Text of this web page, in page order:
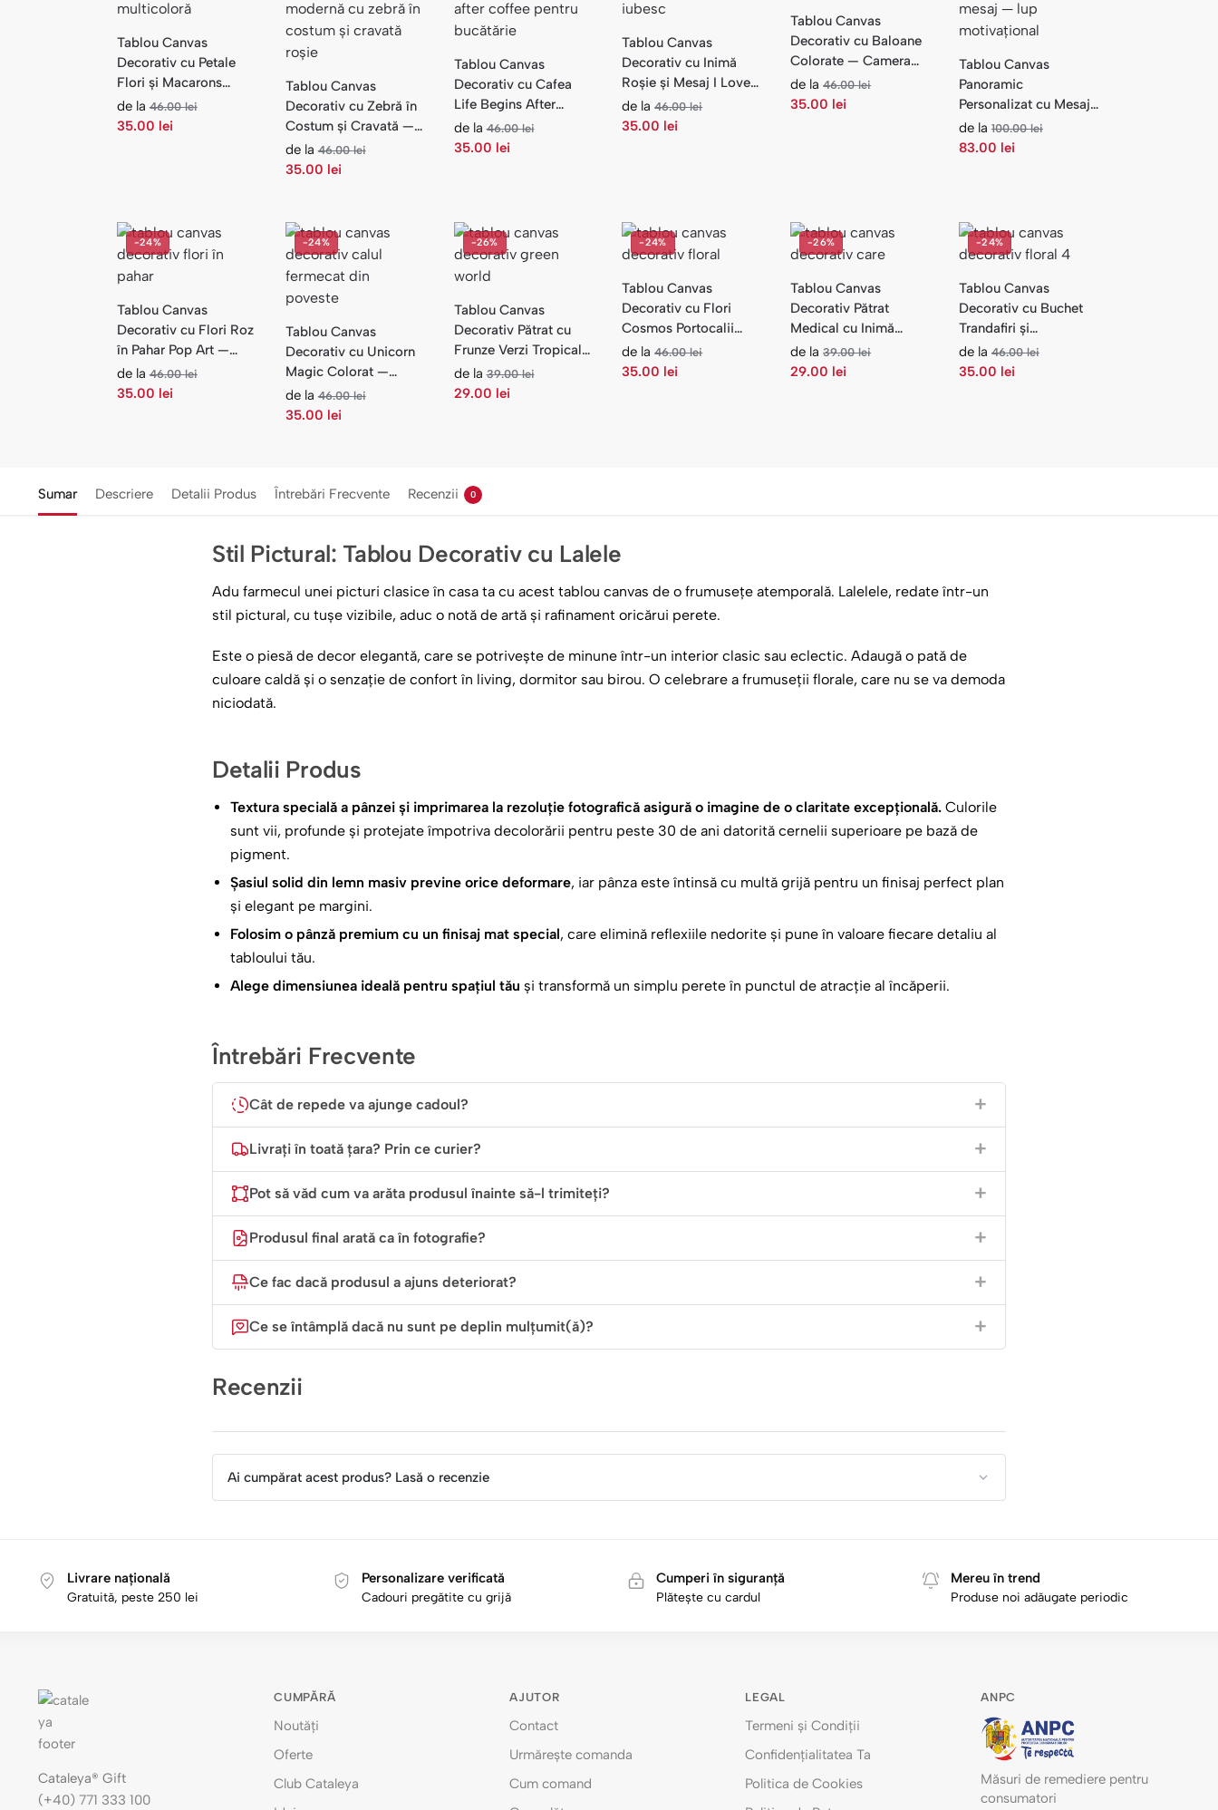
Tablou Canvas
Decorativ cu Petale
Flori și Macarons
Pastel — Flori
de la 46.00lei
35.00 lei
Tablou Canvas
Decorativ cu Zebră în
Costum și Cravată —
Birou
de la46.00lei
35.00 lei
Tablou Canvas
Decorativ cu Cafea
Life Begins After
Coffee — Bucătărie
de la46.00lei
35.00 lei
Tablou Canvas
Decorativ cu Inimă
Roșie și Mesaj I Love
You — Dormitor
de la46.00lei
35.00 lei
Tablou Canvas
Decorativ cu Baloane
Colorate — Camera
Copilului
de la46.00lei
35.00 lei
Tablou Canvas
Panoramic
Personalizat cu Mesaj
— Lup Motivațional
de la 100.00lei
83.00 lei
-24%
Tablou Canvas
Decorativ cu Flori Roz
în Pahar Pop Art —
Flori
de la 46.00lei
35.00 lei
-24%
Tablou Canvas
Decorativ cu Unicorn
Magic Colorat —
Camera Copilului
de la46.00lei
35.00 lei
-26%
Tablou Canvas
Decorativ Pătrat cu
Frunze Verzi Tropicale
— Living
de la39.00lei
29.00 lei
-24%
Tablou Canvas
Decorativ cu Flori
Cosmos Portocalii
Apus — Dormitor
de la46.00lei
35.00 lei
-26%
Tablou Canvas
Decorativ Pătrat
Medical cu Inimă
Roșie — Birou
de la39.00lei
29.00 lei
-24%
Tablou Canvas
Decorativ cu Buchet
Trandafiri și
Crizanteme — Flori
de la 46.00lei
35.00 lei
Sumar Descriere Detalii Produs Întrebări Frecvente Recenzii 0
Stil Pictural: Tablou Decorativ cu Lalele
Adu farmecul unei picturi clasice în casa ta cu acest tablou canvas de o frumusețe atemporală. Lalelele, redate într-un
stil pictural, cu tușe vizibile, aduc o notă de artă și rafinament oricărui perete.
Este o piesă de decor elegantă, care se potrivește de minune într-un interior clasic sau eclectic. Adaugă o pată de
culoare caldă și o senzație de confort în living, dormitor sau birou. O celebrare a frumuseții florale, care nu se va demoda
niciodată.
Detalii Produs
Textura specială a pânzei și imprimarea la rezoluție fotografică asigură o imagine de o claritate excepțională.Culorile
sunt vii, profunde și protejate împotriva decolorării pentru peste 30 de ani datorită cernelii superioare pe bază de
pigment.
Șasiul solid din lemn masiv previne orice deformare, iar pânza este întinsă cu multă grijă pentru un finisaj perfect plan
și elegant pe margini.
Folosim o pânză premium cu un finisaj mat special, care elimină reflexiile nedorite și pune în valoare fiecare detaliu al
tabloului tău.
Alege dimensiunea ideală pentru spațiul tău și transformă un simplu perete în punctul de atracție al încăperii.
Întrebări Frecvente
Cât de repede va ajunge cadoul?
Livrați în toată țara? Prin ce curier?
Pot să văd cum va arăta produsul înainte să-l trimiteți?
Produsul final arată ca în fotografie?
Ce fac dacă produsul a ajuns deteriorat?
Ce se întâmplă dacă nu sunt pe deplin mulțumit(ă)?
Recenzii
Ai cumpărat acest produs? Lasă o recenzie
Livrare națională
Gratuită, peste 250 lei
Personalizare verificată
Cadouri pregătite cu grijă
Cumperi în siguranță
Plătește cu cardul
Mereu în trend
Produse noi adăugate periodic
Cataleya® Gift
(+40) 771 333 100
CUMPĂRĂ
Noutăți
Oferte
Club Cataleya
AJUTOR
Contact
Urmărește comanda
Cum comand
LEGAL
Termeni și Condiții
Confidențialitatea Ta
Politica de Cookies
ANPC
Măsuri de remediere pentru
consumatori